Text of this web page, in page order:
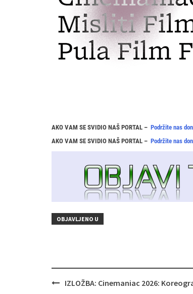
AKO VAM SE SVIDIO NAŠ PORTAL – Podržite nas
AKO VAM SE SVIDIO NAŠ PORTAL – Podržite nas
OBJAVLJENO U
Navigacija
IZLOŽBA: Cinemaniac 2026: